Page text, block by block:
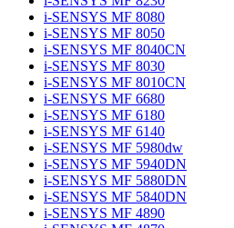
i-SENSYS MF 8080
i-SENSYS MF 8050
i-SENSYS MF 8040CN
i-SENSYS MF 8030
i-SENSYS MF 8010CN
i-SENSYS MF 6680
i-SENSYS MF 6180
i-SENSYS MF 6140
i-SENSYS MF 5980dw
i-SENSYS MF 5940DN
i-SENSYS MF 5880DN
i-SENSYS MF 5840DN
i-SENSYS MF 4890